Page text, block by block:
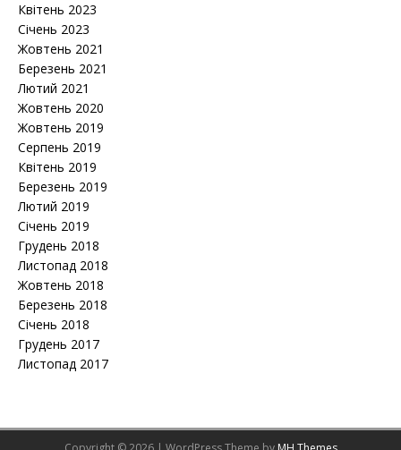
Квітень 2023
Січень 2023
Жовтень 2021
Березень 2021
Лютий 2021
Жовтень 2020
Жовтень 2019
Серпень 2019
Квітень 2019
Березень 2019
Лютий 2019
Січень 2019
Грудень 2018
Листопад 2018
Жовтень 2018
Березень 2018
Січень 2018
Грудень 2017
Листопад 2017